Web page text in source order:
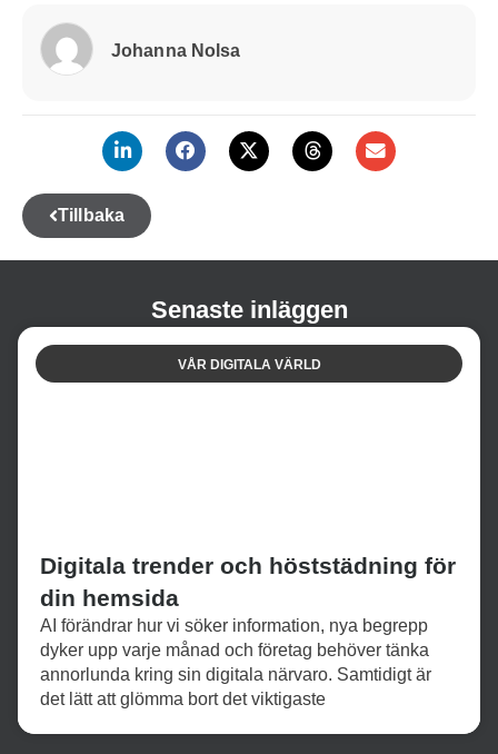
Johanna Nolsa
Tillbaka
Senaste inläggen
VÅR DIGITALA VÄRLD
Digitala trender och höststädning för
din hemsida
AI förändrar hur vi söker information, nya begrepp
dyker upp varje månad och företag behöver tänka
annorlunda kring sin digitala närvaro. Samtidigt är
det lätt att glömma bort det viktigaste